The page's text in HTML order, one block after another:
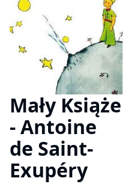
Mały Książe
- Antoine
de Saint-
Exupéry